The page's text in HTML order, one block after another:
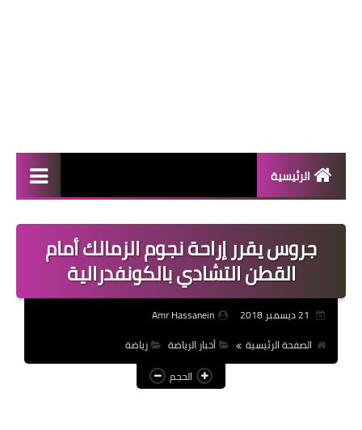
الرئيسية
منوعات
فعاليات
صحة
تكنولوجيا
عالم المرأة
جروس يقرر إراحة نجوم الزمالك أمام
القطن التشادي بالكونفدرالية
Amr Hassanein
الصفحة الرئيسية
أخبار الرياضة
رياضة
الحجم